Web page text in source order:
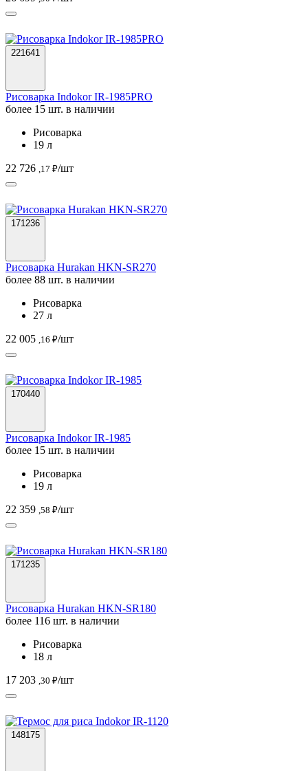
221641
Рисоварка Indokor IR-1985PRO
более 15 шт. в наличии
Рисоварка
19 л
22 726 ,17 ₽/шт
171236
Рисоварка Hurakan HKN-SR270
более 88 шт. в наличии
Рисоварка
27 л
22 005 ,16 ₽/шт
170440
Рисоварка Indokor IR-1985
более 15 шт. в наличии
Рисоварка
19 л
22 359 ,58 ₽/шт
171235
Рисоварка Hurakan HKN-SR180
более 116 шт. в наличии
Рисоварка
18 л
17 203 ,30 ₽/шт
148175